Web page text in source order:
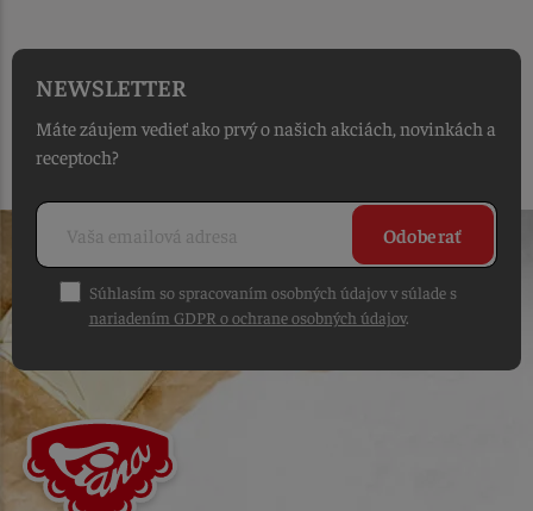
NEWSLETTER
Máte záujem vedieť ako prvý o našich akciách, novinkách a
receptoch?
Odoberať
Súhlasím so spracovaním osobných údajov v súlade s
nariadením GDPR o ochrane osobných údajov.